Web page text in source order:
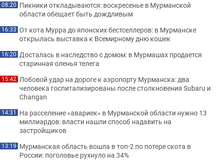
08:20 Пикники откладываются: воскресенье в Мурманской
области обещает быть дождливым
16:33 От кота Мурра до японских бестселлеров: в Мурманске
открылась выставка к Всемирному дню кошек
16:20 Досталась в наследство с домом: в Мурмашах продается
старинная оленья телега
15:42 Лобовой удар на дороге к аэропорту Мурманска: два
человека госпитализированы после столкновения Subaru и
Changan
14:31 На расселение «авариек» в Мурманской области нужно 13
миллиардов: власти нашли способ надавить на
застройщиков
13:19 Мурманская область вошла в топ-2 по потере скота в
России: поголовье рухнуло на 34%